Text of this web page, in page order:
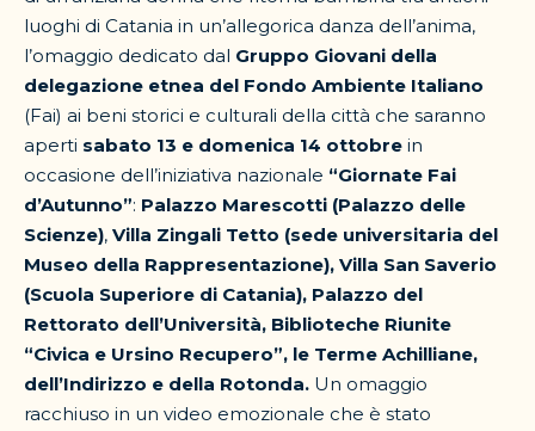
luoghi di Catania in un’allegorica danza dell’anima,
l’omaggio dedicato dal Gruppo Giovani della
delegazione etnea del Fondo Ambiente Italiano
(Fai) ai beni storici e culturali della città che saranno
aperti sabato 13 e domenica 14 ottobre in
occasione dell’iniziativa nazionale “Giornate Fai
d’Autunno”: Palazzo Marescotti (Palazzo delle
Scienze), Villa Zingali Tetto (sede universitaria del
Museo della Rappresentazione), Villa San Saverio
(Scuola Superiore di Catania), Palazzo del
Rettorato dell’Università, Biblioteche Riunite
“Civica e Ursino Recupero”, le Terme Achilliane,
dell’Indirizzo e della Rotonda. Un omaggio
racchiuso in un video emozionale che è stato